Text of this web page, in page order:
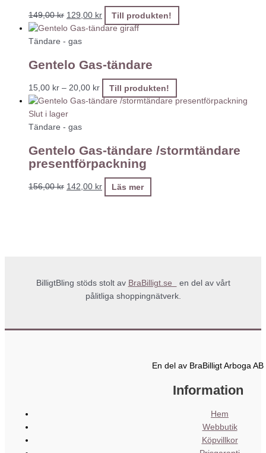
149,00kr 129,00 kr Till produkten!
Tändare - gas
Gentelo Gas-tändare
15,00 kr – 20,00 kr Till produkten!
Slut i lager
Tändare - gas
Gentelo Gas-tändare /stormtändare
presentförpackning
156,00kr 142,00 kr Läs mer
BilligtBling stöds stolt av BraBilligt.se
en del av vårt
pålitliga shoppingnätverk.
En del av BraBilligt Arboga AB
Information
Hem
Webbutik
Köpvillkor